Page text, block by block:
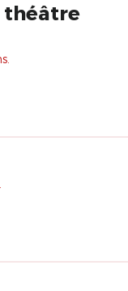
théâtre